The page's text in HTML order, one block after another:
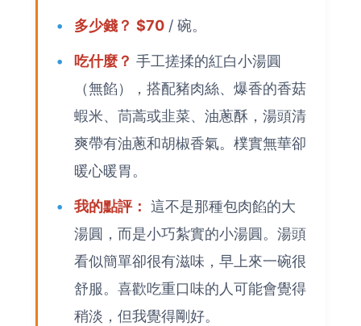
多少錢？ $70 / 碗。
吃什麼？ 手工搓揉的紅白小湯圓
（無餡），搭配豬肉絲、爆香的香菇
蝦米、茼蒿或韭菜、油蔥酥，湯頭清
爽帶有油蔥和胡椒香氣。樸實無華卻
暖心暖胃。
我的點評： 這不是那種包肉餡的大
湯圓，而是小巧紮實的小湯圓。湯頭
看似簡單卻很有滋味，早上來一碗很
舒服。喜歡吃重口味的人可能會覺得
稍淡，但我覺得剛好。